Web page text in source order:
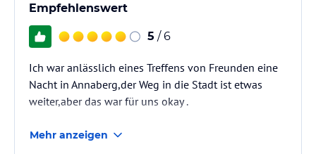
Empfehlenswert
5 / 6
Ich war anlässlich eines Treffens von Freunden eine
Nacht in Annaberg,der Weg in die Stadt ist etwas
weiter,aber das war für uns okay .
Mehr anzeigen